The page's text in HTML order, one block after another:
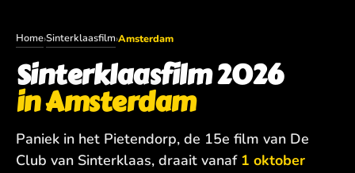
Home›Sinterklaasfilm›Amsterdam
Sinterklaasfilm 2026
in Amsterdam
Paniek in het Pietendorp, de 15e film van De
Club van Sinterklaas, draait vanaf 1 oktober